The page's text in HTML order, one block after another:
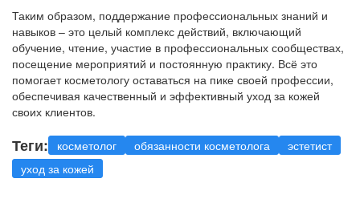
Таким образом, поддержание профессиональных знаний и
навыков – это целый комплекс действий, включающий
обучение, чтение, участие в профессиональных сообществах,
посещение мероприятий и постоянную практику. Всё это
помогает косметологу оставаться на пике своей профессии,
обеспечивая качественный и эффективный уход за кожей
своих клиентов.
Теги: косметолог обязанности косметолога
эстетист
уход за кожей